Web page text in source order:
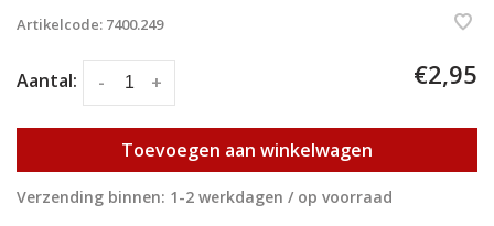
Artikelcode: 7400.249
Aantal: +
- €2,95
Toevoegen aan winkelwagen
Verzending binnen: 1-2 werkdagen / op voorraad